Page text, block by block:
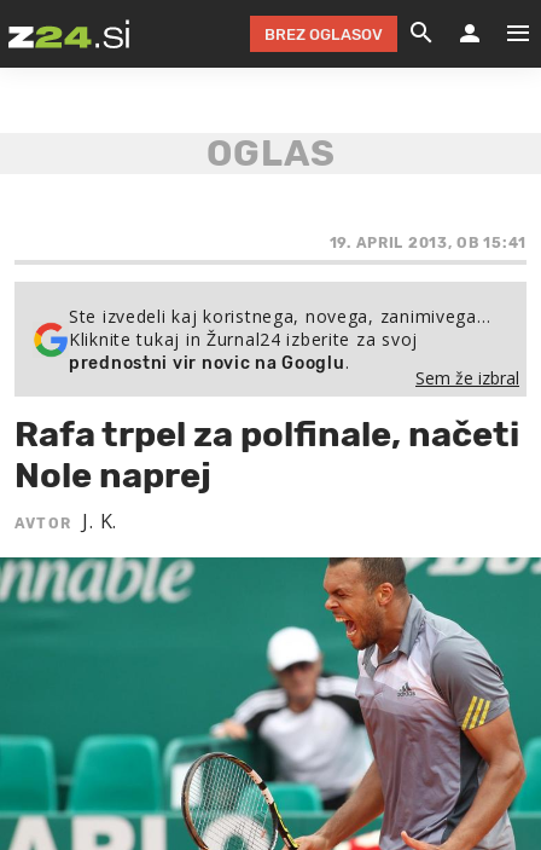
FESTIVAL ZA
SEM
NA
POD
NA
BREZ OGLASOV
19. APRIL 2013, OB 15:41
Ste izvedeli kaj koristnega, novega, zanimivega…
Kliknite tukaj in Žurnal24 izberite za svoj
prednostni vir novic na Googlu.
Sem že izbral
Rafa trpel za polfinale, načeti
Nole naprej
AVTOR J. K.